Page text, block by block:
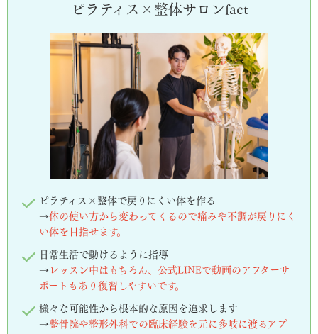
ピラティス×整体サロンfact
ピラティス×整体で戻りにくい体を作る
→体の使い方から変わってくるので痛みや不調が戻りにく
い体を目指せます。
日常生活で動けるように指導
→ レッスン中はもちろん、公式LINEで動画のアフターサ
ポートもあり復習しやすいです。
様々な可能性から根本的な原因を追求します
→整骨院や整形外科での臨床経験を元に多岐に渡るアプ